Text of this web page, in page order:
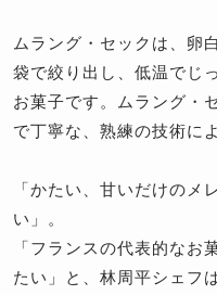
ムラング・セックは、卵
袋で絞り出し、低温でじ
お菓子です。ムラング・
で丁寧な、熟練の技術に
「かたい、甘いだけのメ
い」。
「フランスの代表的なお
たい」と、林周平シェフ